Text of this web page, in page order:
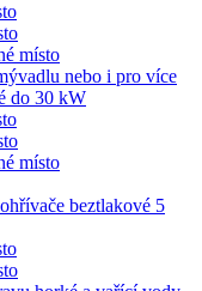
místo
nebo i pro více
do 30 kW
místo
beztlakové 5